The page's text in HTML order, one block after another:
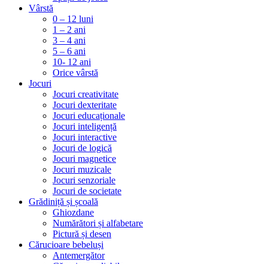
Vârstă
0 – 12 luni
1 – 2 ani
3 – 4 ani
5 – 6 ani
10- 12 ani
Orice vârstă
Jocuri
Jocuri creativitate
Jocuri dexteritate
Jocuri educaționale
Jocuri inteligență
Jocuri interactive
Jocuri de logică
Jocuri magnetice
Jocuri muzicale
Jocuri senzoriale
Jocuri de societate
Grădiniță și școală
Ghiozdane
Numărători și alfabetare
Pictură și desen
Cărucioare bebeluși
Antemergător